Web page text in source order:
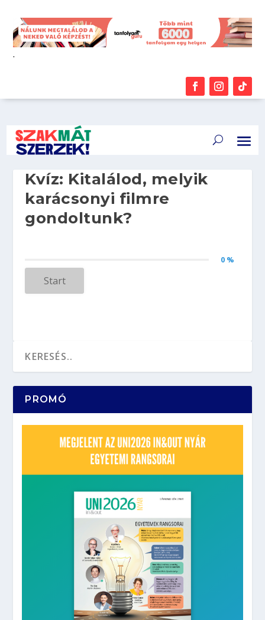
.
Kvíz: Kitalálod, melyik
karácsonyi filmre
gondoltunk?
0 %
Start
PROMÓ